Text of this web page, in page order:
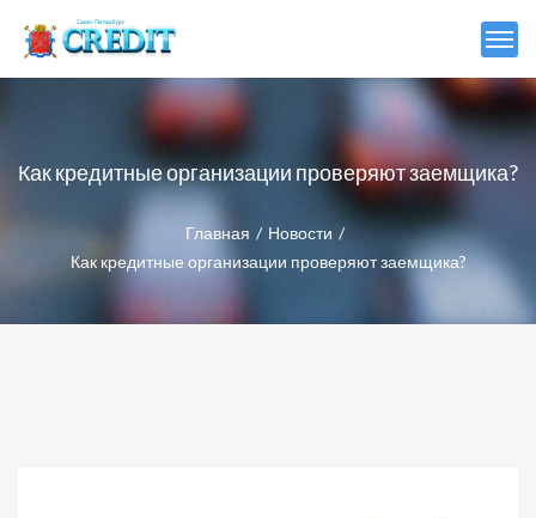
Как кредитные организации проверяют заемщика?
Главная
Новости
Как кредитные организации проверяют заемщика?